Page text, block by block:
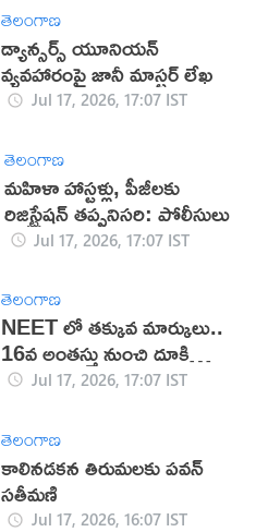
తెలంగాణ
డ్యాన్సర్స్ యూనియన్
వ్యవహారంపై జానీ మాస్టర్ లేఖ
Jul 17, 2026, 17:07 IST
తెలంగాణ
మహిళా హాస్టళ్లు, పీజీలకు
రిజిస్ట్రేషన్ తప్పనిసరి: పోలీసులు
Jul 17, 2026, 17:07 IST
తెలంగాణ
NEET లో తక్కువ మార్కులు..
16వ అంతస్తు నుంచి దూకి
ఆత్మహత్య
Jul 17, 2026, 17:07 IST
తెలంగాణ
కాలినడకన తిరుమలకు పవన్‌
సతీమణి
Jul 17, 2026, 16:07 IST